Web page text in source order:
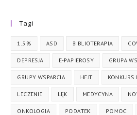
Tagi
1.5% ASD BIBLIOTERAPIA
DEPRESJA E-PAPIEROSY GRUPA
GRUPY WSPARCIA HEJT KONKURS
LECZENIE LĘK MEDYCYNA
ONKOLOGIA PODATEK POMOC